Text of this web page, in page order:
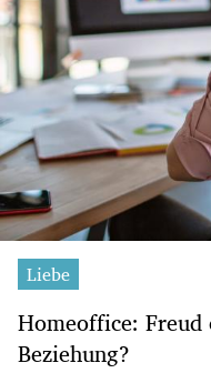
Liebe
Homeoffice:
Beziehung?